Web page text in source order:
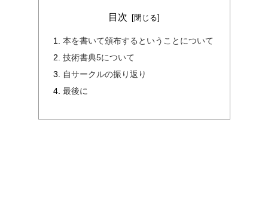
目次
本を書いて頒布するということについて
技術書典5について
自サークルの振り返り
最後に